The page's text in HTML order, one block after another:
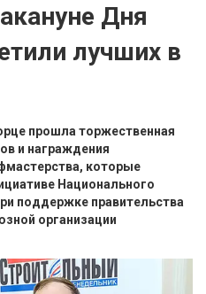
Дня
лучших в
прошла торжественная
и награждения
которые
Национального
поддержке правительства
организации